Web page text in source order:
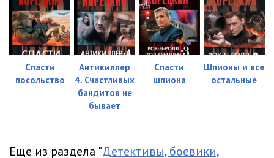
028 - Glava 4. Chast 2 04:03
029 - Glava 4. Chast 3 19:39
030 - Glava 4. Chast 4 11:03
031 - Glava 4. Chast 5 15:36
032 - Glava 4. Chast 6
034 - Glava 4. Chast 8
Спасти
посольство
Антикиллер
4. Счастливых
бандитов не
бывает
Спасти
шпиона
Шпионы и все
остальные
Еще из раздела "Детективы, боевики,